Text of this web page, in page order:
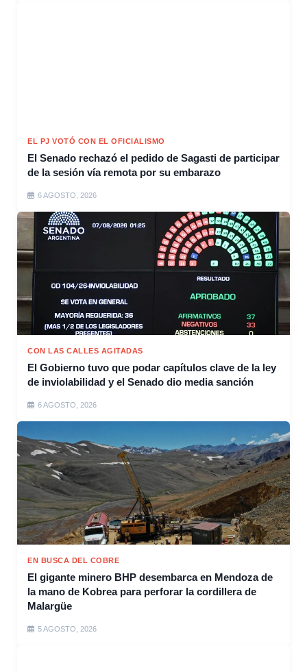
EL PJ VOTÓ CON EL OFICIALISMO
El Senado rechazó el pedido de Sagasti de participar
de la sesión vía remota por su embarazo
6 AGOSTO, 2026
CON LAS CALLES AGITADAS
El Gobierno tuvo que podar capítulos clave de la ley
de inviolabilidad y el Senado dio media sanción
6 AGOSTO, 2026
EN BUSCA DEL COBRE
El gigante minero BHP desembarca en Mendoza de
la mano de Kobrea para perforar la cordillera de
Malargüe
5 AGOSTO, 2026